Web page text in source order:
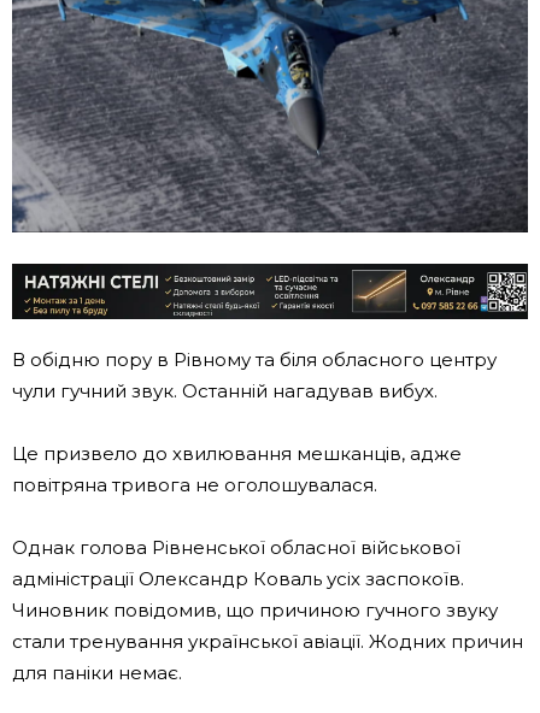
В обідню пору в Рівному та біля обласного центру
чули гучний звук. Останній нагадував вибух.
Це призвело до хвилювання мешканців, адже
повітряна тривога не оголошувалася.
Однак голова Рівненської обласної військової
адміністрації Олександр Коваль усіх заспокоїв.
Чиновник повідомив, що причиною гучного звуку
стали тренування української авіації. Жодних причин
для паніки немає.